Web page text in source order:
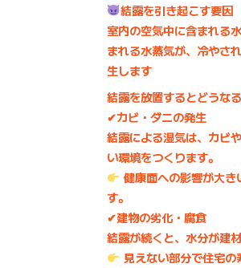
結露を引き起こす要因
室内の空気中に含まれる
まれる水蒸気が、冷やさ
生します
結露を放置するとどうなる
✔カビ・ダニの発生
結露による湿気は、カビ
い環境をつくります。
健康面への影響が大き
す。
✔建物の劣化・腐食
結露が続くと、水分が建
見えない部分で住宅の